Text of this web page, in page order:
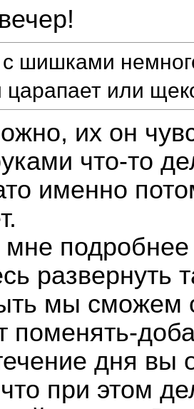
шишками
царапает или
их он
что-то
именно
развернуть
мы сможем
поменять-
дня вы
при этом